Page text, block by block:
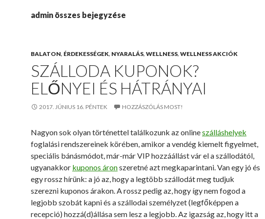
admin összes bejegyzése
BALATON, ÉRDEKESSÉGEK, NYARALÁS, WELLNESS, WELLNESS AKCIÓK
SZÁLLODA KUPONOK?
ELŐNYEI ÉS HÁTRÁNYAI
2017. JÚNIUS 16. PÉNTEK HOZZÁSZÓLÁS MOST!
Nagyon sok olyan történettel találkozunk az onlineszálláshelyek
foglalási rendszereinek körében, amikor a vendég kiemelt figyelmet,
speciális bánásmódot, már-már VIP hozzáállást vár el a szállodától,
ugyanakkor kuponos áronszeretné azt megkaparintani. Van egy jó és
egy rossz hírünk: a jó az, hogy a legtöbb szállodát meg tudjuk
szerezni kuponos árakon. A rossz pedig az, hogy így nem fogod a
legjobb szobát kapni és a szállodai személyzet (legfőképpen a
recepció) hozzá(d)állása sem lesz a legjobb. Az igazság az, hogy itt a